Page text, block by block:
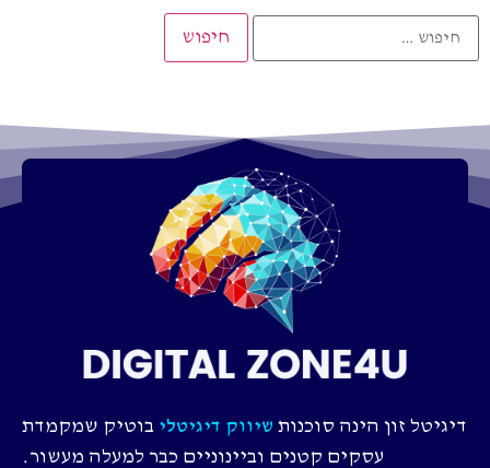
דיגיטל זון הינה סוכנות שיווק דיגיטלי בוטיק שמקמדת
עסקים קטנים וביינוניים כבר למעלה מעשור.